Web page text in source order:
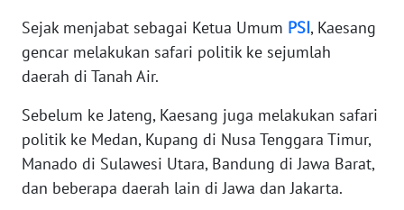
Sejak menjabat sebagai Ketua Umum PSI, Kaesang
gencar melakukan safari politik ke sejumlah
daerah di Tanah Air.
Sebelum ke Jateng, Kaesang juga melakukan safari
politik ke Medan, Kupang di Nusa Tenggara Timur,
Manado di Sulawesi Utara, Bandung di Jawa Barat,
dan beberapa daerah lain di Jawa dan Jakarta.
WN
PAPUA
WN
PAPUA
BARAT
WN
RIAU